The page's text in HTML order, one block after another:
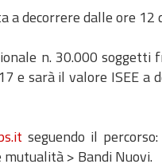
a decorrere dalle ore
n. 30.000 soggetti
e sarà il valore ISEE a
seguendo il
> Bandi Nuovi.